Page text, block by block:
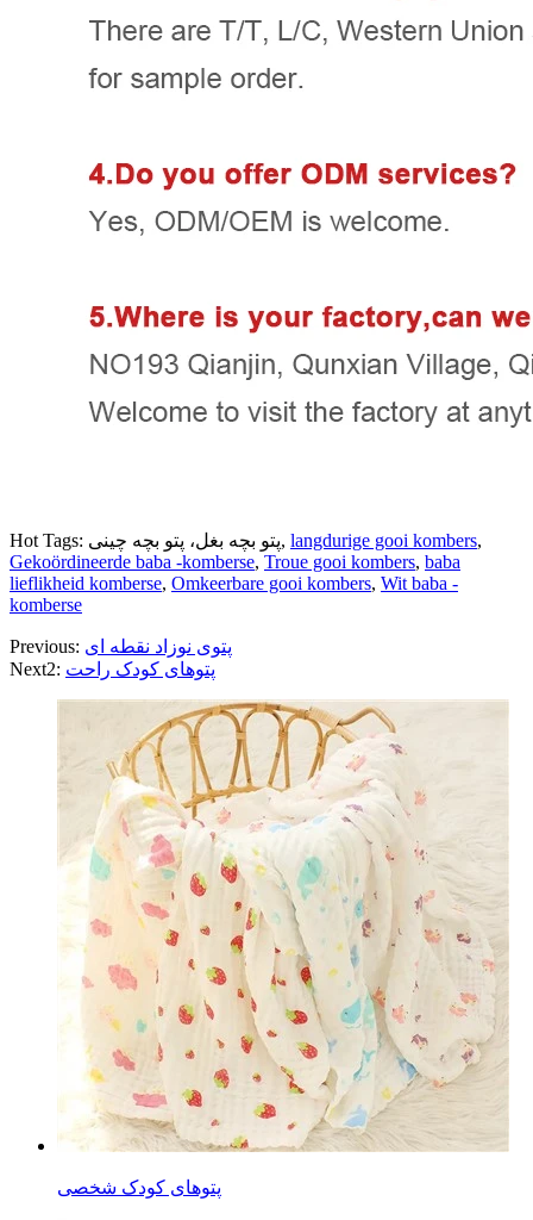
Hot Tags: پتو بچه بغل، پتو بچه چینی, langdurige gooi kombers,
Gekoördineerde baba -komberse, Troue gooi kombers, baba
lieflikheid komberse, Omkeerbare gooi kombers, Wit baba -
komberse
Previous: پتوی نوزاد نقطه ای
Next2: پتوهای کودک راحت
پتوهای کودک شخصی